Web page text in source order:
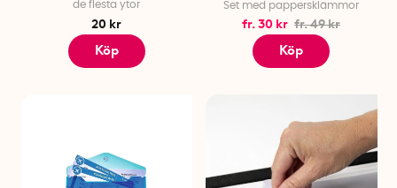
de flesta ytor
20 kr
Köp
Set med pappersklämmor
fr. 30 kr fr. 49 kr
Köp